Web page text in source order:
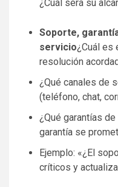
¿Cuál será su
Soporte,
servicio¿Cuál es
resolución
¿Qué canales de
(teléfono, chat,
¿Qué garantías
garantía se
Ejemplo: «¿El
críticos y